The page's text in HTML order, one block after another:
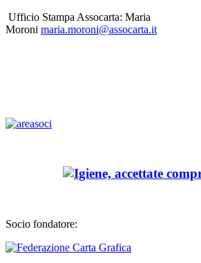
Ufficio Stampa Assocarta: Maria
Moroni maria.moroni@assocarta.it
Socio fondatore: